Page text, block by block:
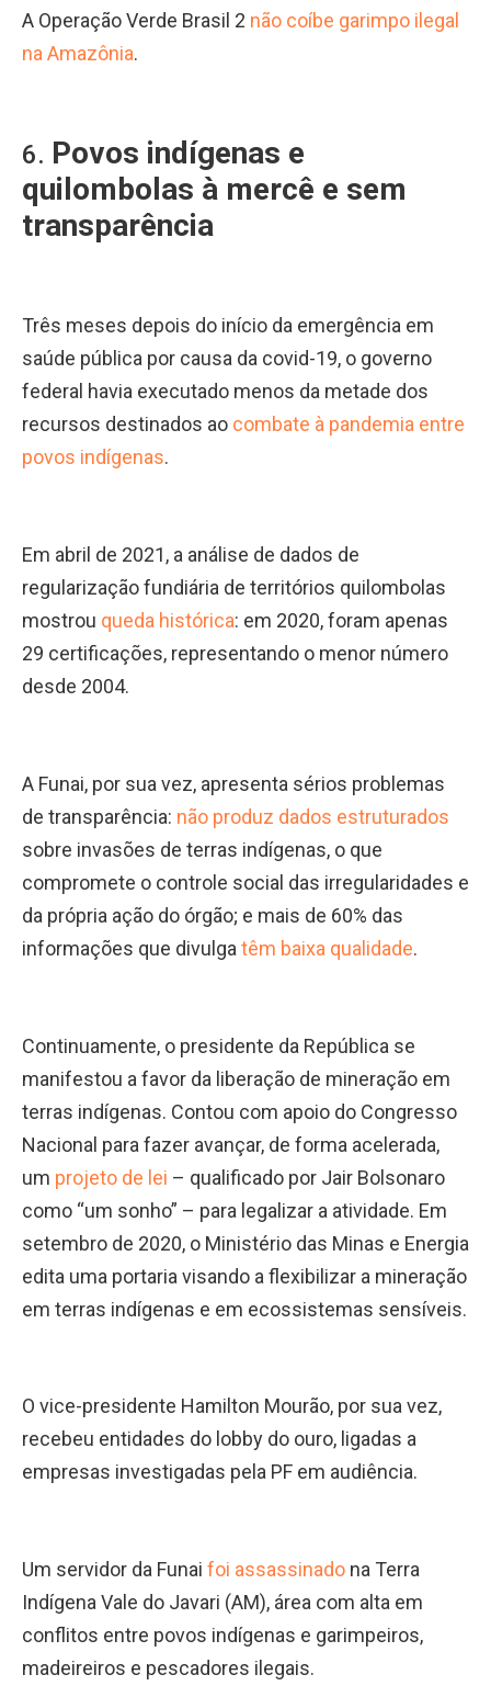
A Operação Verde Brasil 2 não coíbe garimpo ilegal
na Amazônia.
6. Povos indígenas e
quilombolas à mercê e sem
transparência
Três meses depois do início da emergência em
saúde pública por causa da covid-19, o governo
federal havia executado menos da metade dos
recursos destinados ao combate à pandemia entre
povos indígenas.
Em abril de 2021, a análise de dados de
regularização fundiária de territórios quilombolas
mostrou queda histórica: em 2020, foram apenas
29 certificações, representando o menor número
desde 2004.
A Funai, por sua vez, apresenta sérios problemas
de transparência: não produz dados estruturados
sobre invasões de terras indígenas, o que
compromete o controle social das irregularidades e
da própria ação do órgão; e mais de 60% das
informações que divulga têm baixa qualidade.
Continuamente, o presidente da República se
manifestou a favor da liberação de mineração em
terras indígenas. Contou com apoio do Congresso
Nacional para fazer avançar, de forma acelerada,
um projeto de lei – qualificado por Jair Bolsonaro
como “um sonho” – para legalizar a atividade. Em
setembro de 2020, o Ministério das Minas e Energia
edita uma portaria visando a flexibilizar a mineração
em terras indígenas e em ecossistemas sensíveis.
O vice-presidente Hamilton Mourão, por sua vez,
recebeu entidades do lobby do ouro, ligadas a
empresas investigadas pela PF em audiência.
Um servidor da Funai foi assassinado na Terra
Indígena Vale do Javari (AM), área com alta em
conflitos entre povos indígenas e garimpeiros,
madeireiros e pescadores ilegais.